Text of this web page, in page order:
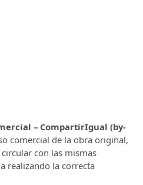
– CompartirIgual (by-
comercial de la obra original,
con las mismas
realizando la correcta